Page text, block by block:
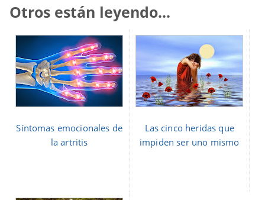
Otros están leyendo...
Síntomas emocionales de
la artritis
Las cinco heridas que
impiden ser uno mismo